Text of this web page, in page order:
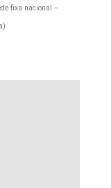
fixa nacional –